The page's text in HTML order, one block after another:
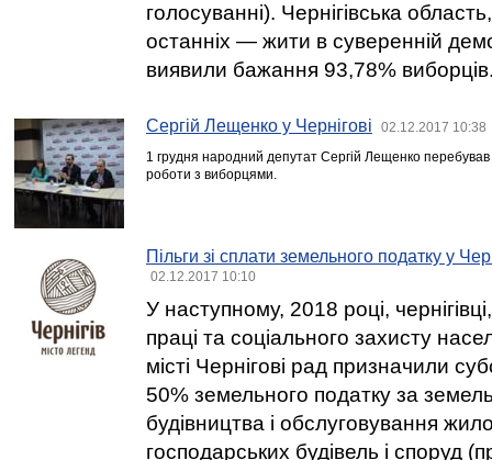
голосуванні). Чернігівська
останніх — жити в суверенній
виявили бажання 93,78%
Сергій Лещенко у Чернігові 02.12.2017 10:38
1 грудня народний депутат Сергій Лещенко перебував
роботи з виборцями.
Пільги зі сплати земельного податку у
02.12.2017 10:10
У наступному, 2018 році,
праці та соціального захисту
місті Чернігові рад призначили
50% земельного податку за
будівництва і обслуговування
господарських будівель і споруд